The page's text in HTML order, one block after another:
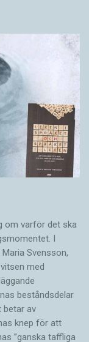
om varför det ska
I
Svensson,
med
beståndsdelar
betar av
knep för att
”ganska taffliga